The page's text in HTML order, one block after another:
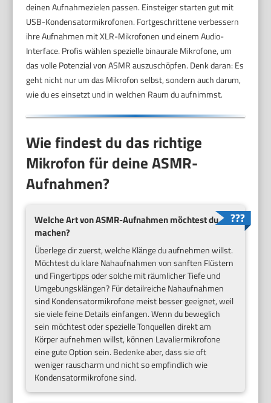
deinen Aufnahmezielen passen. Einsteiger starten gut mit
USB-Kondensatormikrofonen. Fortgeschrittene verbessern
ihre Aufnahmen mit XLR-Mikrofonen und einem Audio-
Interface. Profis wählen spezielle binaurale Mikrofone, um
das volle Potenzial von ASMR auszuschöpfen. Denk daran: Es
geht nicht nur um das Mikrofon selbst, sondern auch darum,
wie du es einsetzt und in welchen Raum du aufnimmst.
Wie findest du das richtige
Mikrofon für deine ASMR-
Aufnahmen?
Welche Art von ASMR-Aufnahmen möchtest du
machen?
Überlege dir zuerst, welche Klänge du aufnehmen willst.
Möchtest du klare Nahaufnahmen von sanften Flüstern
und Fingertipps oder solche mit räumlicher Tiefe und
Umgebungsklängen? Für detailreiche Nahaufnahmen
sind Kondensatormikrofone meist besser geeignet, weil
sie viele feine Details einfangen. Wenn du beweglich
sein möchtest oder spezielle Tonquellen direkt am
Körper aufnehmen willst, können Lavaliermikrofone
eine gute Option sein. Bedenke aber, dass sie oft
weniger rauscharm und nicht so empfindlich wie
Kondensatormikrofone sind.